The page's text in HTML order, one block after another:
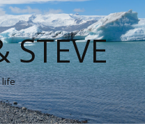
STEVE
life